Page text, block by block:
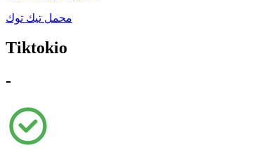
محمل تيك توك
Tiktokio
-